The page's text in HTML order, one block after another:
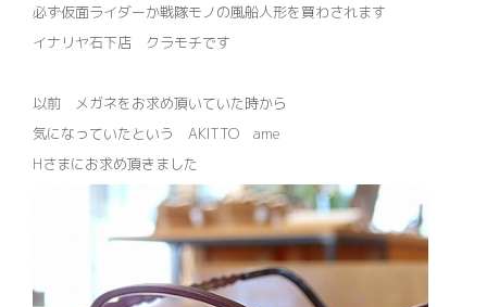
必ず仮面ライダーか戦隊モノの風船人形を買わされます
イナリヤ石下店 クラモチです
以前 メガネをお求め頂いていた時から
気になっていたという AKITTO ame
Hさまにお求め頂きました